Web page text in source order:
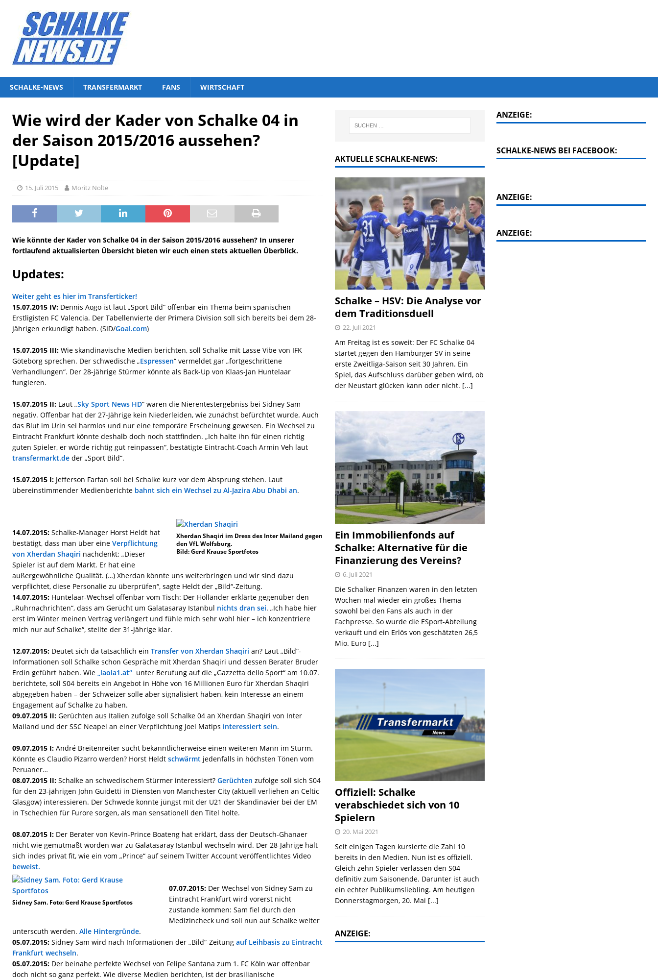
SCHALKE-NEWS TRANSFERMARKT FANS WIRTSCHAFT
Wie wird der Kader von Schalke 04 in
der Saison 2015/2016 aussehen?
[Update]
15. Juli 2015 Moritz Nolte
Wie könnte der Kader von Schalke 04 in der Saison 2015/2016 aussehen? In unserer
fortlaufend aktualisierten Übersicht bieten wir euch einen stets aktuellen Überblick.
Updates:
Weiter geht es hier im Transferticker!
15.07.2015 IV: Dennis Aogo ist laut „Sport Bild“ offenbar ein Thema beim spanischen
Erstligisten FC Valencia. Der Tabellenvierte der Primera Division soll sich bereits bei dem 28-
Jährigen erkundigt haben. (SID/Goal.com)
15.07.2015 III: Wie skandinavische Medien berichten, soll Schalke mit Lasse Vibe von IFK
Göteborg sprechen. Der schwedische „Espressen“ vermeldet gar „fortgeschrittene
Verhandlungen“. Der 28-jährige Stürmer könnte als Back-Up von Klaas-Jan Huntelaar
fungieren.
15.07.2015 II: Laut „Sky Sport News HD“ waren die Nierentestergebniss bei Sidney Sam
negativ. Offenbar hat der 27-Jährige kein Niederleiden, wie zunächst befürchtet wurde. Auch
das Blut im Urin sei harmlos und nur eine temporäre Erscheinung gewesen. Ein Wechsel zu
Eintracht Frankfurt könnte deshalb doch noch stattfinden. „Ich halte ihn für einen richtig
guten Spieler, er würde richtig gut reinpassen“, bestätigte Eintracht-Coach Armin Veh laut
transfermarkt.de der „Sport Bild“.
15.07.2015 I: Jefferson Farfan soll bei Schalke kurz vor dem Absprung stehen. Laut
übereinstimmender Medienberichte bahnt sich ein Wechsel zu Al-Jazira Abu Dhabi an.
Xherdan Shaqiri im Dress des Inter Mailand gegen
den VfL Wolfsburg.
Bild: Gerd Krause Sportfotos
14.07.2015: Schalke-Manager Horst Heldt hat
bestätigt, dass man über eine Verpflichtung
von Xherdan Shaqiri nachdenkt: „Dieser
Spieler ist auf dem Markt. Er hat eine
außergewöhnliche Qualität. (…) Xherdan könnte uns weiterbringen und wir sind dazu
verpflichtet, diese Personalie zu überprüfen“, sagte Heldt der „Bild“-Zeitung.
14.07.2015: Huntelaar-Wechsel offenbar vom Tisch: Der Holländer erklärte gegenüber den
„Ruhrnachrichten“, dass am Gerücht um Galatasaray Istanbul nichts dran sei. „Ich habe hier
erst im Winter meinen Vertrag verlängert und fühle mich sehr wohl hier – ich konzentriere
mich nur auf Schalke“, stellte der 31-Jährige klar.
12.07.2015: Deutet sich da tatsächlich ein Transfer von Xherdan Shaqiri an? Laut „Bild“-
Informationen soll Schalke schon Gespräche mit Xherdan Shaqiri und dessen Berater Bruder
Erdin geführt haben. Wie „laola1.at“ unter Berufung auf die „Gazzetta dello Sport“ am 10.07.
berichtete, soll S04 bereits ein Angebot in Höhe von 16 Millionen Euro für Xherdan Shaqiri
abgegeben haben – der Schweizer solle aber signalisiert haben, kein Interesse an einem
Engagement auf Schalke zu haben.
09.07.2015 II: Gerüchten aus Italien zufolge soll Schalke 04 an Xherdan Shaqiri von Inter
Mailand und der SSC Neapel an einer Verpflichtung Joel Matips interessiert sein.
09.07.2015 I: André Breitenreiter sucht bekanntlicherweise einen weiteren Mann im Sturm.
Könnte es Claudio Pizarro werden? Horst Heldt schwärmt jedenfalls in höchsten Tönen vom
Peruaner…
08.07.2015 II: Schalke an schwedischem Stürmer interessiert? Gerüchten zufolge soll sich S04
für den 23-jährigen John Guidetti in Diensten von Manchester City (aktuell verliehen an Celtic
Glasgow) interessieren. Der Schwede konnte jüngst mit der U21 der Skandinavier bei der EM
in Tschechien für Furore sorgen, als man sensationell den Titel holte.
08.07.2015 I: Der Berater von Kevin-Prince Boateng hat erklärt, dass der Deutsch-Ghanaer
nicht wie gemutmaßt worden war zu Galatasaray Istanbul wechseln wird. Der 28-Jährige hält
sich indes privat fit, wie ein vom „Prince“ auf seinem Twitter Account veröffentlichtes Video
beweist.
Sidney Sam. Foto: Gerd Krause Sportfotos
07.07.2015: Der Wechsel von Sidney Sam zu
Eintracht Frankfurt wird vorerst nicht
zustande kommen: Sam fiel durch den
Medizincheck und soll nun auf Schalke weiter
unterscuth werden. Alle Hintergründe.
05.07.2015: Sidney Sam wird nach Informationen der „Bild“-Zeitung auf Leihbasis zu Eintracht
Frankfurt wechseln.
05.07.2015: Der beinahe perfekte Wechsel von Felipe Santana zum 1. FC Köln war offenbar
doch nicht so ganz perfekt. Wie diverse Medien berichten, ist der brasilianische
AKTUELLE SCHALKE-NEWS:
Schalke – HSV: Die Analyse vor
dem Traditionsduell
22. Juli 2021
Am Freitag ist es soweit: Der FC Schalke 04
startet gegen den Hamburger SV in seine
erste Zweitliga-Saison seit 30 Jahren. Ein
Spiel, das Aufschluss darüber geben wird, ob
der Neustart glücken kann oder nicht. [...]
Ein Immobilienfonds auf
Schalke: Alternative für die
Finanzierung des Vereins?
6. Juli 2021
Die Schalker Finanzen waren in den letzten
Wochen mal wieder ein großes Thema
sowohl bei den Fans als auch in der
Fachpresse. So wurde die ESport-Abteilung
verkauft und ein Erlös von geschätzten 26,5
Mio. Euro [...]
Offiziell: Schalke
verabschiedet sich von 10
Spielern
20. Mai 2021
Seit einigen Tagen kursierte die Zahl 10
bereits in den Medien. Nun ist es offiziell.
Gleich zehn Spieler verlassen den S04
definitiv zum Saisonende. Darunter ist auch
ein echter Publikumsliebling. Am heutigen
Donnerstagmorgen, 20. Mai [...]
ANZEIGE:
ANZEIGE:
SCHALKE-NEWS BEI FACEBOOK:
ANZEIGE:
ANZEIGE: